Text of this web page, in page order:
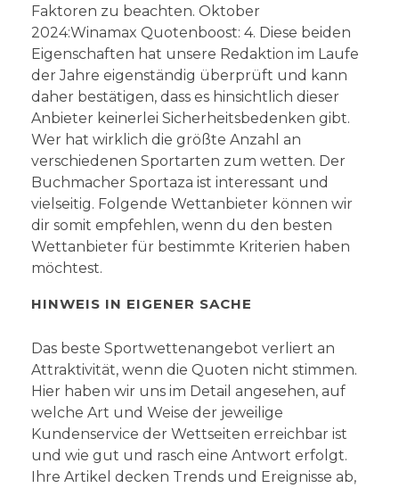
Faktoren zu beachten. Oktober
2024:Winamax Quotenboost: 4. Diese beiden
Eigenschaften hat unsere Redaktion im Laufe
der Jahre eigenständig überprüft und kann
daher bestätigen, dass es hinsichtlich dieser
Anbieter keinerlei Sicherheitsbedenken gibt.
Wer hat wirklich die größte Anzahl an
verschiedenen Sportarten zum wetten. Der
Buchmacher Sportaza ist interessant und
vielseitig. Folgende Wettanbieter können wir
dir somit empfehlen, wenn du den besten
Wettanbieter für bestimmte Kriterien haben
möchtest.
HINWEIS IN EIGENER SACHE
Das beste Sportwettenangebot verliert an
Attraktivität, wenn die Quoten nicht stimmen.
Hier haben wir uns im Detail angesehen, auf
welche Art und Weise der jeweilige
Kundenservice der Wettseiten erreichbar ist
und wie gut und rasch eine Antwort erfolgt.
Ihre Artikel decken Trends und Ereignisse ab,